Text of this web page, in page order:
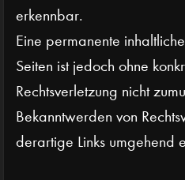
erkennbar.
Eine permanente
Seiten ist jedoch ohne
Rechtsverletzung nicht
Bekanntwerden von
derartige Links umgehend